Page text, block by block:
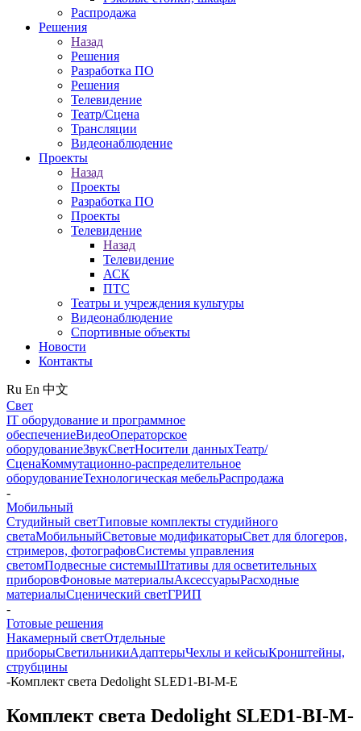
Распродажа
Решения
Назад
Решения
Разработка ПО
Решения
Телевидение
Театр/Сцена
Трансляции
Видеонаблюдение
Проекты
Назад
Проекты
Разработка ПО
Проекты
Телевидение
Назад
Телевидение
АСК
ПТС
Театры и учреждения культуры
Видеонаблюдение
Спортивные объекты
Новости
Контакты
Ru En 中文
Свет
IT оборудование и программное
обеспечениеВидеоОператорское
оборудованиеЗвукСветНосители данныхТеатр/
СценаКоммутационно-распределительное
оборудованиеТехнологическая мебельРаспродажа
-
Мобильный
Студийный светТиповые комплекты студийного
светаМобильныйСветовые модификаторыСвет для блогеров,
стримеров, фотографовСистемы управления
светомПодвесные системыШтативы для осветительных
приборовФоновые материалыАксессуарыРасходные
материалыСценический светГРИП
-
Готовые решения
Накамерный светОтдельные
приборыСветильникиАдаптерыЧехлы и кейсыКронштейны,
струбцины
-Комплект света Dedolight SLED1-BI-M-E
Комплект света Dedolight SLED1-BI-M-